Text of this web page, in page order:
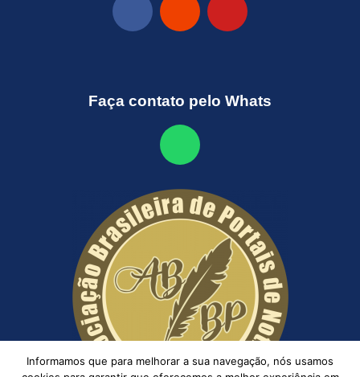
Faça contato pelo Whats
Informamos que para melhorar a sua navegação, nós usamos